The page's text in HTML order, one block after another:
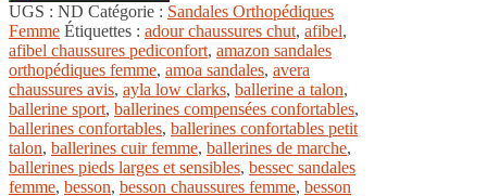
UGS : ND Catégorie : Sandales Orthopédiques
Femme Étiquettes : adour chaussures chut, afibel,
afibel chaussures pediconfort, amazon sandales
orthopédiques femme, amoa sandales, avera
chaussures avis, ayla low clarks, ballerine a talon,
ballerine sport, ballerines compensées confortables,
ballerines confortables, ballerines confortables petit
talon, ballerines cuir femme, ballerines de marche,
ballerines pieds larges et sensibles, bessec sandales
femme, besson, besson chaussures femme, besson